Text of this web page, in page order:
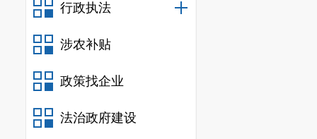
行政执法
涉农补贴
政策找企业
法治政府建设